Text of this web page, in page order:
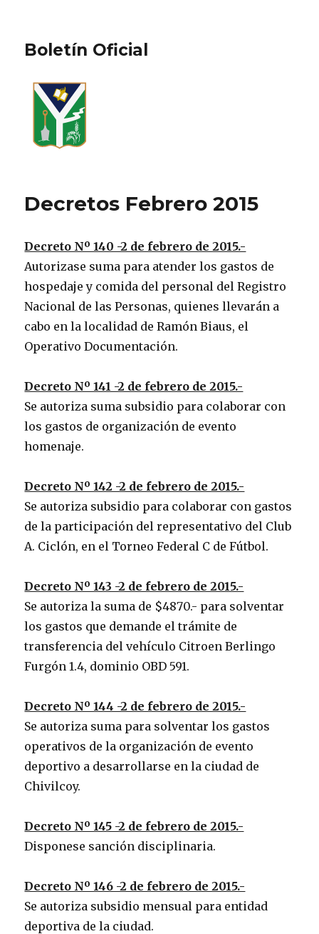
Boletín Oficial
Decretos Febrero 2015
Decreto Nº 140 -2 de febrero de 2015.-
Autorizase suma para atender los gastos de
hospedaje y comida del personal del Registro
Nacional de las Personas, quienes llevarán a
cabo en la localidad de Ramón Biaus, el
Operativo Documentación.
Decreto Nº 141 -2 de febrero de 2015.-
Se autoriza suma subsidio para colaborar con
los gastos de organización de evento
homenaje.
Decreto Nº 142 -2 de febrero de 2015.-
Se autoriza subsidio para colaborar con gastos
de la participación del representativo del Club
A. Ciclón, en el Torneo Federal C de Fútbol.
Decreto Nº 143 -2 de febrero de 2015.-
Se autoriza la suma de $4870.- para solventar
los gastos que demande el trámite de
transferencia del vehículo Citroen Berlingo
Furgón 1.4, dominio OBD 591.
Decreto Nº 144 -2 de febrero de 2015.-
Se autoriza suma para solventar los gastos
operativos de la organización de evento
deportivo a desarrollarse en la ciudad de
Chivilcoy.
Decreto Nº 145 -2 de febrero de 2015.-
Disponese sanción disciplinaria.
Decreto Nº 146 -2 de febrero de 2015.-
Se autoriza subsidio mensual para entidad
deportiva de la ciudad.